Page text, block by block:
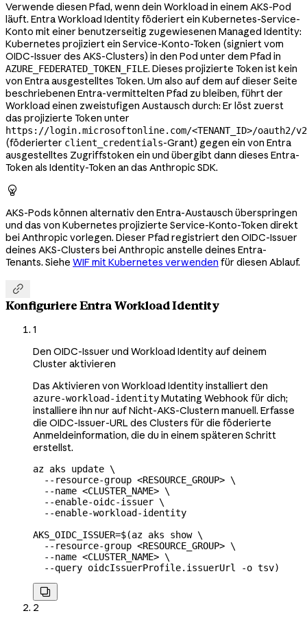
Verwende diesen Pfad, wenn dein Workload in einem AKS-Pod
läuft. Entra Workload Identity föderiert ein Kubernetes-Service-
Konto mit einer benutzerseitig zugewiesenen Managed Identity:
Kubernetes projiziert ein Service-Konto-Token (signiert vom
OIDC-Issuer des AKS-Clusters) in den Pod unter dem Pfad in
AZURE_FEDERATED_TOKEN_FILE. Dieses projizierte Token ist kein
von Entra ausgestelltes Token. Um also auf dem auf dieser Seite
beschriebenen Entra-vermittelten Pfad zu bleiben, führt der
Workload einen zweistufigen Austausch durch: Er löst zuerst
das projizierte Token unter
https://login.microsoftonline.com/<TENANT_ID>/oauth2/
(föderierter client_credentials-Grant) gegen ein von Entra
ausgestelltes Zugriffstoken ein und übergibt dann dieses Entra-
Token als Identity-Token an das Anthropic SDK.

AKS-Pods können alternativ den Entra-Austausch überspringen
und das von Kubernetes projizierte Service-Konto-Token direkt
bei Anthropic vorlegen. Dieser Pfad registriert den OIDC-Issuer
deines AKS-Clusters bei Anthropic anstelle deines Entra-
Tenants. Siehe WIF mit Kubernetes verwenden für diesen Ablauf.

Konfiguriere Entra Workload Identity
1
Den OIDC-Issuer und Workload Identity auf deinem
Cluster aktivieren
Das Aktivieren von Workload Identity installiert den
azure-workload-identityMutating Webhook für dich;
installiere ihn nur auf Nicht-AKS-Clustern manuell. Erfasse
die OIDC-Issuer-URL des Clusters für die föderierte
Anmeldeinformation, die du in einem späteren Schritt
erstellst.
az aks update \
  --resource-group
<RESOURCE_GROUP> \
  --name
<CLUSTER_NAME> \
  --enable-oidc-issuer
\
  --enable-workload-identity
AKS_OIDC_ISSUER=$(az aks show \
  --resource-group
<RESOURCE_GROUP> \
  --name
<CLUSTER_NAME> \
  --query
oidcIssuerProfile.issuerUrl -o tsv)

2